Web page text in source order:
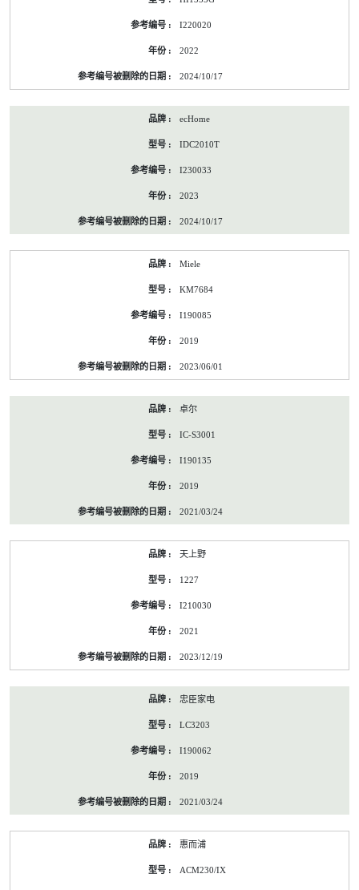
I220020
2022
2024/10/17
ecHome
IDC2010T
I230033
2023
2024/10/17
Miele
KM7684
I190085
2019
2023/06/01
卓尔
IC-S3001
I190135
2019
2021/03/24
天上野
1227
I210030
2021
2023/12/19
忠臣家电
LC3203
I190062
2019
2021/03/24
惠而浦
ACM230/IX